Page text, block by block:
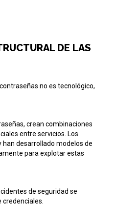
DE LAS
no es tecnológico,
crean combinaciones
entre servicios. Los
desarrollado modelos de
para explotar estas
de seguridad se